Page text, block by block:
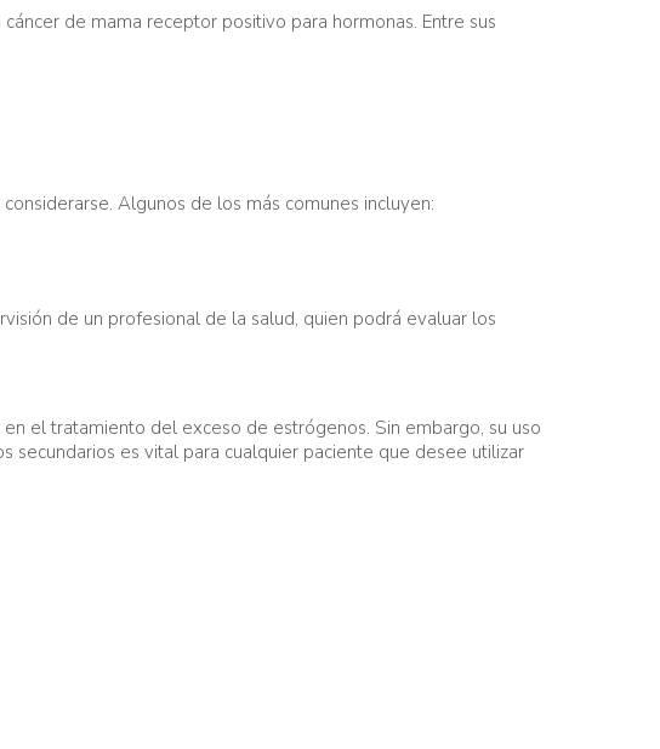
de mama receptor positivo para hormonas. Entre sus
Algunos de los más comunes incluyen:
de un profesional de la salud, quien podrá evaluar los
el tratamiento del exceso de estrógenos. Sin embargo, su uso
secundarios es vital para cualquier paciente que desee utilizar